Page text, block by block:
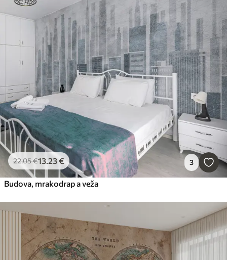
22.05€13.23€ 3
Budova, mrakodrap a veža